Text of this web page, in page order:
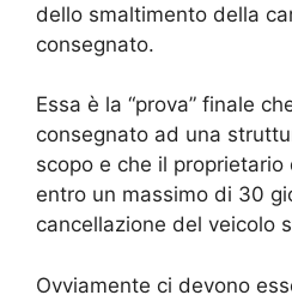
dello smaltimento della
consegnato.
Essa è la “prova” finale
consegnato ad una
scopo e che il
entro un massimo di 30
cancellazione del veicolo
Ovviamente ci devono